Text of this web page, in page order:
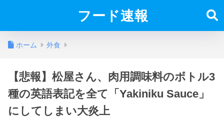
フード速報
ホーム 外食
【悲報】松屋さん、肉用調味料のボトル3
種の英語表記を全て「Yakiniku Sauce」
にしてしまい大炎上